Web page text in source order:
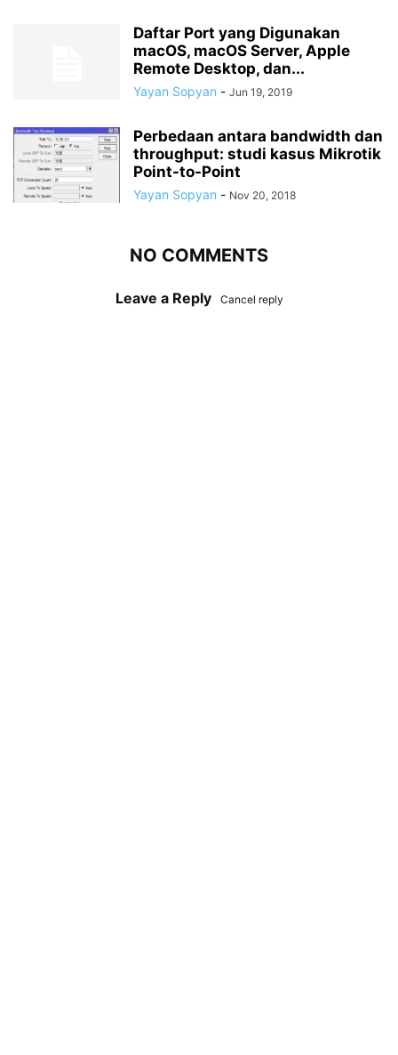
Daftar Port yang Digunakan
macOS, macOS Server, Apple
Remote Desktop, dan...
Yayan Sopyan - Jun 19, 2019
Perbedaan antara bandwidth dan
throughput: studi kasus Mikrotik
Point-to-Point
Yayan Sopyan - Nov 20, 2018
NO COMMENTS
Leave a Reply Cancel reply